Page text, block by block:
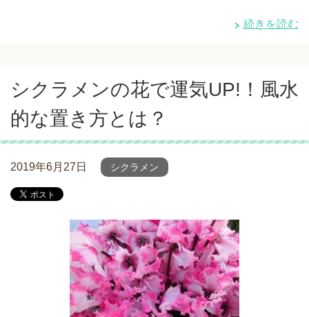
続きを読む
シクラメンの花で運気UP!！風水
的な置き方とは？
2019年6月27日 シクラメン